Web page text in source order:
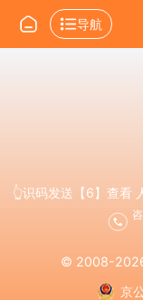
导航
👆识码发送【6】查看
© 2008-
京